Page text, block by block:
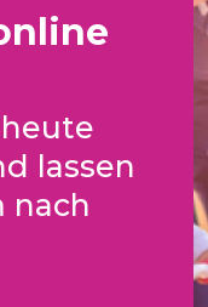
lassen
nach